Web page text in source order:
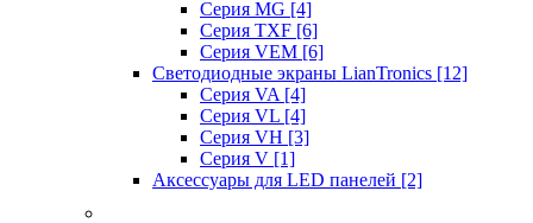
Серия MG [4]
Серия TXF [6]
Серия VEM [6]
Светодиодные экраны LianTronics [12]
Серия VA [4]
Серия VL [4]
Серия VH [3]
Серия V [1]
Аксессуары для LED панелей [2]